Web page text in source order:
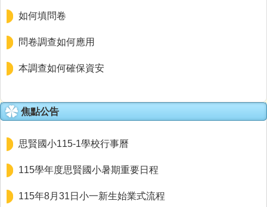
如何填問卷
問卷調查如何應用
本調查如何確保資安
焦點公告
思賢國小115-1學校行事曆
115學年度思賢國小暑期重要日程
115年8月31日小一新生始業式流程